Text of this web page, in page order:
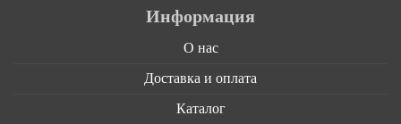
Информация
О нас
Доставка и оплата
Каталог